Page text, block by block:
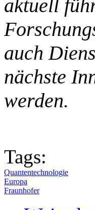
aktuell
auch
nächste
werden.
Tags:
Quantentechnologie
Europa
Fraunhofer